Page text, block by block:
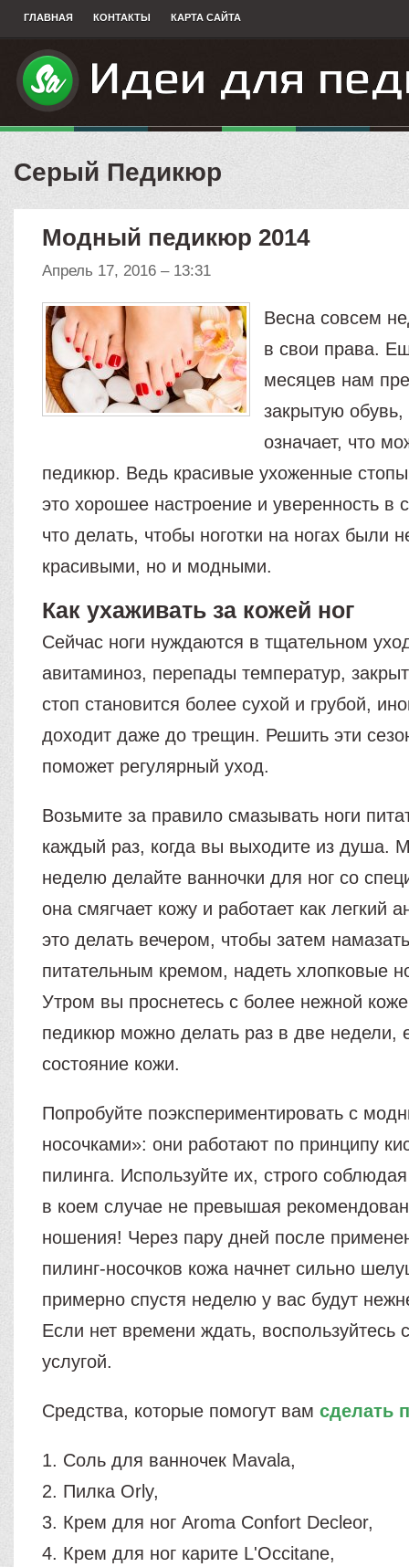
ГЛАВНАЯ КОНТАКТЫ КАРТА САЙТА
Серый Педикюр
Модный педикюр 2014
Апрель 17, 2016 – 13:31
Весна совсем
в свои права.
месяцев нам
закрытую обувь,
означает, что
педикюр. Ведь красивые ухоженные стопы
это хорошее настроение и уверенность в
что делать, чтобы ноготки на ногах были
красивыми, но и модными.
Как ухаживать за кожей ног
Сейчас ноги нуждаются в тщательном
авитаминоз, перепады температур,
стоп становится более сухой и грубой,
доходит даже до трещин. Решить эти
поможет регулярный уход.
Возьмите за правило смазывать ноги
каждый раз, когда вы выходите из душа.
неделю делайте ванночки для ног со
она смягчает кожу и работает как легкий
это делать вечером, чтобы затем
питательным кремом, надеть хлопковые
Утром вы проснетесь с более нежной
педикюр можно делать раз в две недели,
состояние кожи.
Попробуйте поэкспериментировать с
носочками»: они работают по принципу
пилинга. Используйте их, строго
в коем случае не превышая
ношения! Через пару дней после
пилинг-носочков кожа начнет сильно
примерно спустя неделю у вас будут
Если нет времени ждать, воспользуйтесь
услугой.
Средства, которые помогут вамсделать
1. Соль для ванночек Mavala,
2. Пилка Orly,
3. Крем для ног Aroma Confort Decleor,
4. Крем для ног карите L'Occitane,